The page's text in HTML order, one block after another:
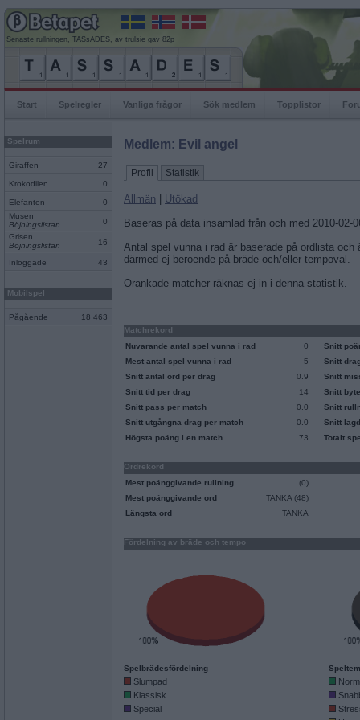
Senaste rullningen, TASsADES, av trulsie gav 82p
Start Spelregler Vanliga frågor Sök medlem Topplistor
Spelrum
Giraffen 27
Krokodilen 0
Elefanten
0
Musen
Böjningslistan
0
Grisen
Böjningslistan
16
Inloggade 43
Mobilspel
Pågående 18 463
Medlem: Evil angel
Profil Statistik
Allmän
Utökad
Baseras på data insamlad från och med 2010-02-
Antal spel vunna i rad är baserade på ordlista och
därmed ej beroende på bräde och/eller tempoval.
Orankade matcher räknas ej in i denna statistik.
Matchrekord
Nuvarande antal spel vunna i rad
0
Mest antal spel vunna i rad
5
Snitt antal ord per drag
0.9
Snitt tid per drag
14
Snitt pass per match
0.0
Snitt utgångna drag per match
0.0
Högsta poäng i en match
73
Snitt
Snitt
Snitt
Snitt
Snitt
Snitt
Totalt
Ordrekord
Mest poänggivande rullning
(0)
Mest poänggivande ord
TANKA (48)
Längsta ord
TANKA
Fördelning av bräde och tempo
Spelbrädesfördelning
Slumpad
Klassisk
Special